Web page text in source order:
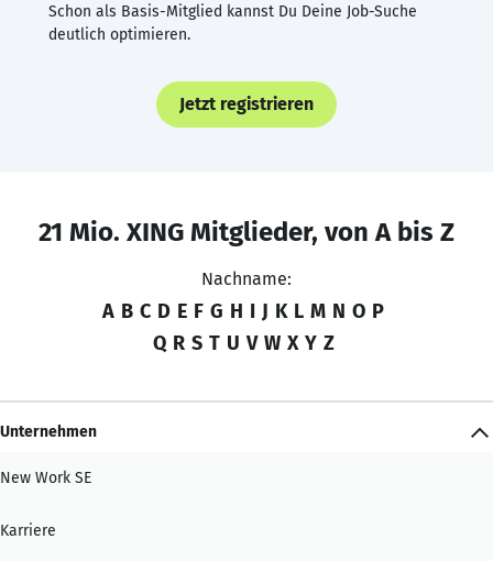
Schon als Basis-Mitglied kannst Du Deine Job-Suche
deutlich optimieren.
Jetzt registrieren
21 Mio. XING Mitglieder, von A bis Z
Nachname:
A B C D E F G H I J K L M N O P
Q R S T U V W X Y Z
Unternehmen
New Work SE
Karriere